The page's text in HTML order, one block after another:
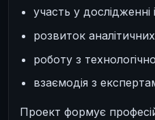
участь у дослідженні
розвиток аналітичних
роботу з
взаємодія з
Проект формує